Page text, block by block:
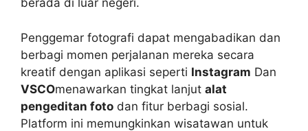
berada di luar negeri.
Penggemar fotografi dapat mengabadikan dan
berbagi momen perjalanan mereka secara
kreatif dengan aplikasi seperti Instagram Dan
VSCOmenawarkan tingkat lanjut alat
pengeditan foto dan fitur berbagi sosial.
Platform ini memungkinkan wisatawan untuk